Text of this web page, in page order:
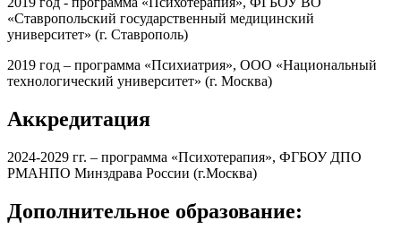
«Ставропольский государственный медицинский
университет» (г. Ставрополь)
2019 год – программа «Психиатрия», ООО «Национальный
технологический университет» (г. Москва)
Аккредитация
2024-2029 гг. – программа «Психотерапия», ФГБОУ ДПО
РМАНПО Минздрава России (г.Москва)
Дополнительное образование: